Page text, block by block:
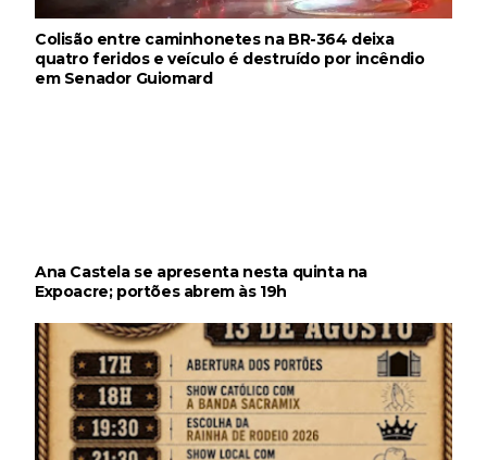
Colisão entre caminhonetes na BR-364 deixa
quatro feridos e veículo é destruído por incêndio
em Senador Guiomard
Ana Castela se apresenta nesta quinta na
Expoacre; portões abrem às 19h